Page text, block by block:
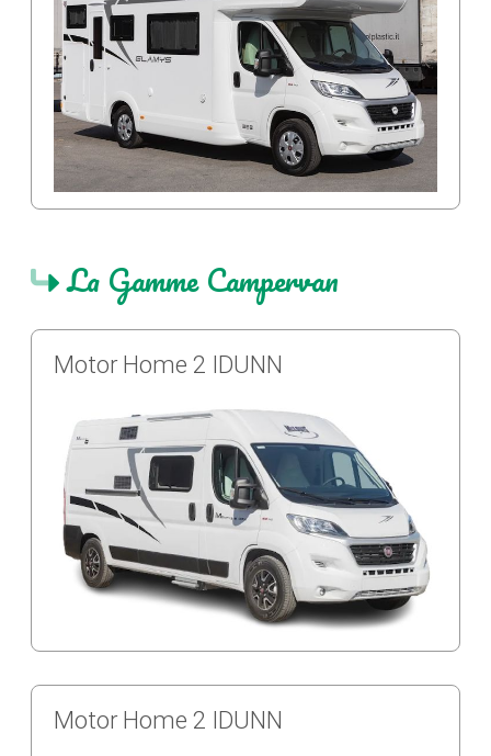
La Gamme Campervan
Motor Home 2 IDUNN
Motor Home 2 IDUNN